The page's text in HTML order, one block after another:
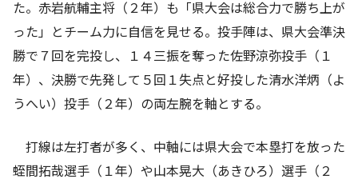
た。赤岩航輔主将（２年）も「県大会は総合力で勝ち上が
った」とチーム力に自信を見せる。投手陣は、県大会準決
勝で７回を完投し、１４三振を奪った佐野涼弥投手（１
年）、決勝で先発して５回１失点と好投した清水洋炳（よ
うへい）投手（２年）の両左腕を軸とする。
打線は左打者が多く、中軸には県大会で本塁打を放った
蛭間拓哉選手（１年）や山本晃大（あきひろ）選手（２